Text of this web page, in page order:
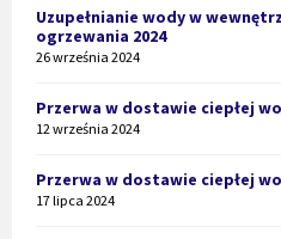
Uzupełnianie wody w
ogrzewania 2024
26 września 2024
Przerwa w dostawie ciepłej
12 września 2024
Przerwa w dostawie ciepłej
17 lipca 2024